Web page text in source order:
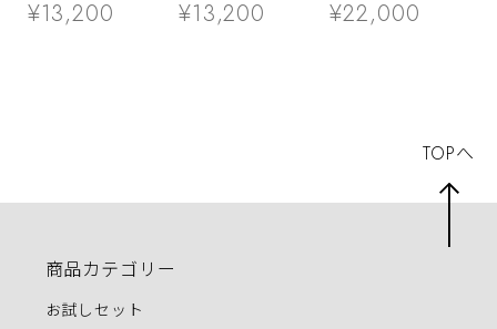
¥13,200 ¥13,200 ¥22,000
商品カテゴリー
お試しセット
TOPへ